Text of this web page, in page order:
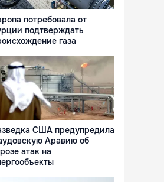
потребовала от
подтверждать
газа
США предупредила
Аравию об
атак на